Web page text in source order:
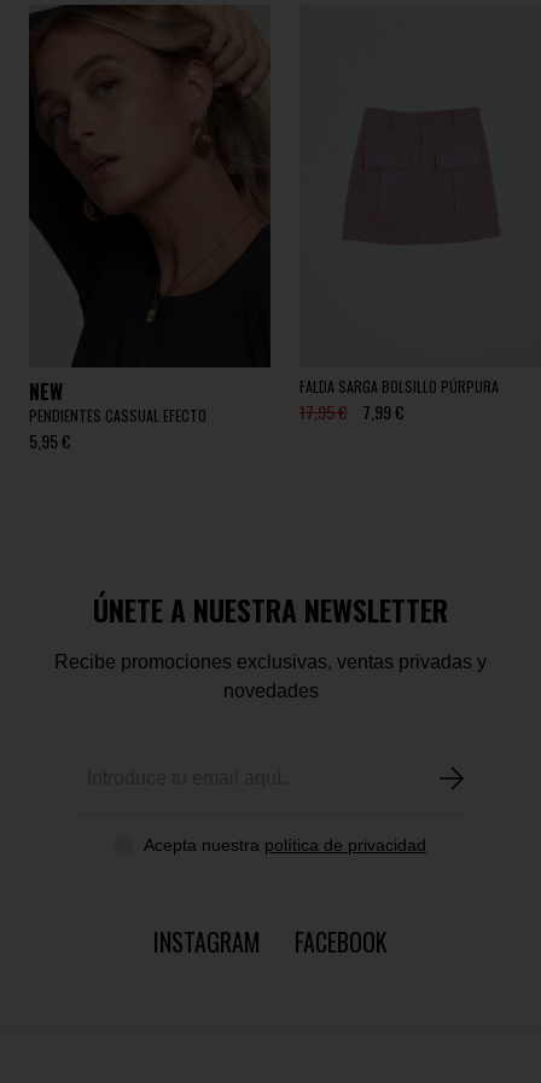
NEW
PENDIENTES CASSUAL EFECTO
5,95 €
FALDA SARGA BOLSILLO PÚRPURA
17,95 € 7,99 €
ÚNETE A NUESTRA NEWSLETTER
Recibe promociones exclusivas, ventas privadas y
novedades
Acepta nuestra política de privacidad
INSTAGRAM FACEBOOK